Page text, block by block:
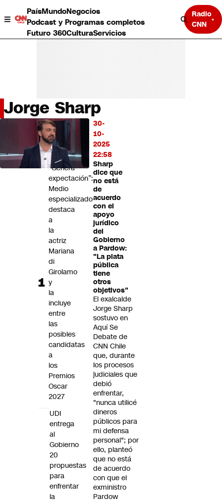
PaísMundoNegocios
Podcast y Programas completos
Futuro 360CulturaServicios
Radio
CNN
País
Negocios
Deportes
Programas completos
CNN tiempo
Jorge Sharp
30-
10-
2025
22:58
Sharp
dice que
no está
de
acuerdo
con el
apoyo
jurídico
del
Gobierno
a Pardow:
"La plata
pública
tiene
otros
objetivos"
El exalcalde
Jorge Sharp
sostuvo en
Aquí Se
Debate de
CNN Chile
que, durante
los procesos
judiciales que
debió
enfrentar,
"nunca utilicé
dineros
públicos para
mi defensa
personal"; por
ello, planteó
que no está
de acuerdo
con que el
exministro
Pardow
LO
MÁS
LEÍDO
“Genera
expectación”:
Medio
especializado
destaca
a
la
actriz
Mariana
di
Girolamo
y
la
incluye
entre
las
posibles
candidatas
a
los
Premios
Oscar
2027
UDI
entrega
al
Gobierno
20
propuestas
para
enfrentar
la